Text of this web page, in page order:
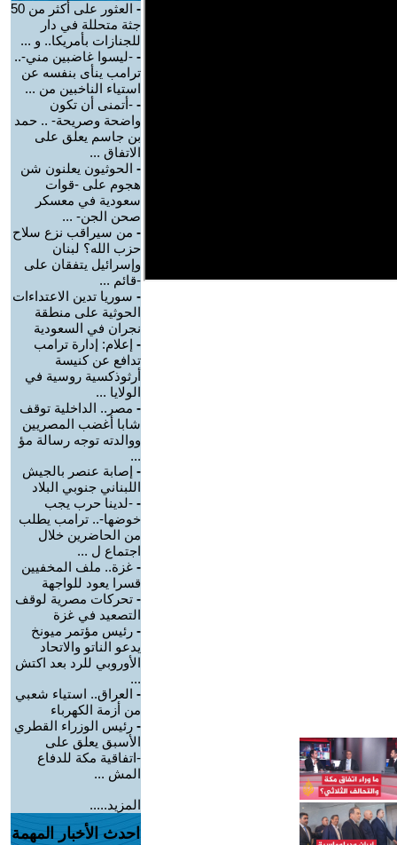
-
العثور على أكثر من 50
جثة متحللة في دار
للجنازات بأمريكا.. و ...
- -ليسوا غاضبين مني-..
ترامب ينأى بنفسه عن
استياء الناخبين من ...
- -أتمنى أن تكون
واضحة وصريحة- .. حمد
بن جاسم يعلق على
الاتفاق ...
- الحوثيون يعلنون شن
هجوم على -قوات
سعودية في معسكر
صحن الجن- ...
- من سيراقب نزع سلاح
حزب الله؟ لبنان
وإسرائيل يتفقان على
-قائم ...
- سوريا تدين الاعتداءات
الحوثية على منطقة
نجران في السعودية
- إعلام: إدارة ترامب
تدافع عن كنيسة
أرثوذكسية روسية في
الولايا ...
- مصر.. الداخلية توقف
شابا أغضب المصريين
ووالدته توجه رسالة مؤ
...
- إصابة عنصر بالجيش
اللبناني جنوبي البلاد
- -لدينا حرب يجب
خوضها-.. ترامب يطلب
من الحاضرين خلال
اجتماع ل ...
- غزة.. ملف المخفيين
قسرا يعود للواجهة
- تحركات مصرية لوقف
التصعيد في غزة
- رئيس مؤتمر ميونخ
يدعو الناتو والاتحاد
الأوروبي للرد بعد اكتش
...
- العراق.. استياء شعبي
من أزمة الكهرباء
- رئيس الوزراء القطري
الأسبق يعلق على
-اتفاقية مكة للدفاع
المش ...
المزيد.....
احدث الأخبار المهمة